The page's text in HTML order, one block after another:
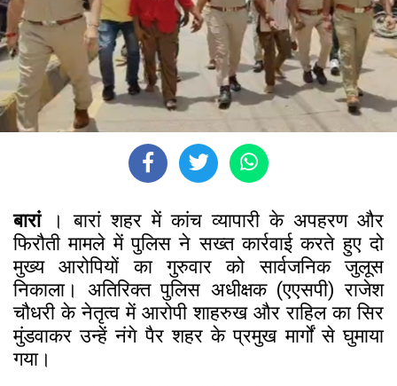
बारां
। बारां शहर में कांच व्यापारी के अपहरण और
फिरौती मामले में पुलिस ने सख्त कार्रवाई करते हुए दो
मुख्य आरोपियों का गुरुवार को सार्वजनिक जुलूस
निकाला। अतिरिक्त पुलिस अधीक्षक (एएसपी) राजेश
चौधरी के नेतृत्व में आरोपी शाहरुख और राहिल का सिर
मुंडवाकर उन्हें नंगे पैर शहर के प्रमुख मार्गों से घुमाया
गया।